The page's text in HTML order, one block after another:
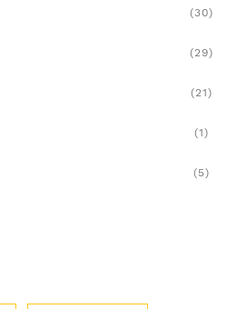
(30)
(29)
(21)
(1)
(5)